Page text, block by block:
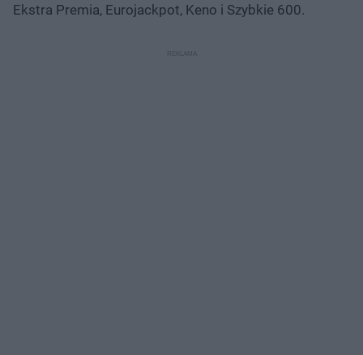
Ekstra Premia, Eurojackpot, Keno i Szybkie 600.